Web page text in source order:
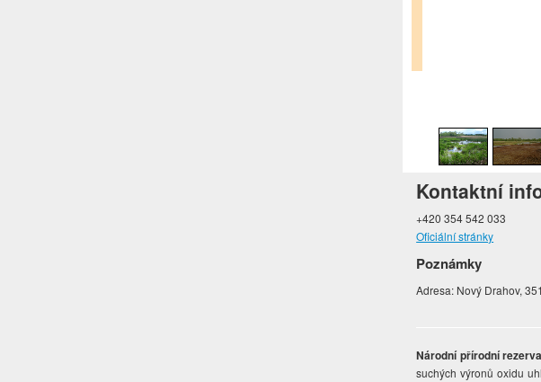
Kontaktní
+420 354 542 033
Oficiální stránky
Poznámky
Adresa: Nový Drahov,
Národní přírodní
suchých výronů oxidu